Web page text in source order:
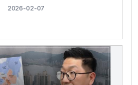
2026-02-07